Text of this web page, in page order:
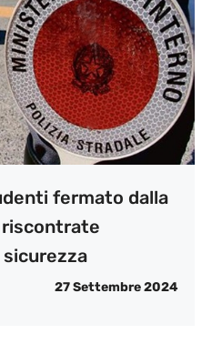
fermato dalla
riscontrate
27 Settembre 2024